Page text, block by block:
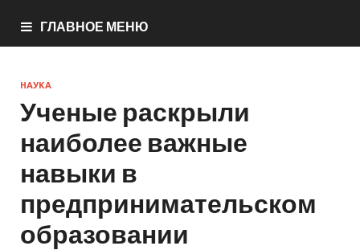
ГЛАВНОЕ МЕНЮ
НАУКА
Ученые раскрыли
наиболее важные
навыки в
предпринимательском
образовании